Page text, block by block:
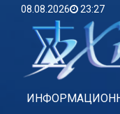
08.08.2026 23:27